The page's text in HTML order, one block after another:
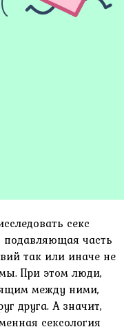
секс
часть
так или иначе не
При этом люди,
между ними,
друга. А значит,
сексология